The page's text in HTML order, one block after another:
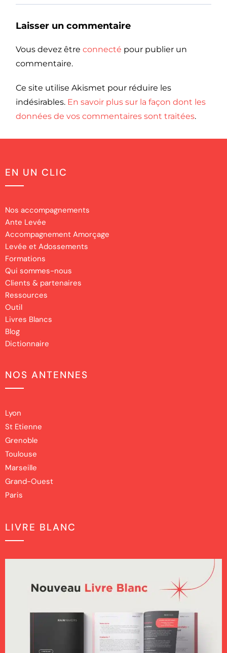
Laisser un commentaire
Vous devez êtreconnecté pour publier un
commentaire.
Ce site utilise Akismet pour réduire les
indésirables. En savoir plus sur la façon dont les
données de vos commentaires sont traitées.
EN UN CLIC
Nos accompagnements
Ante Levée
Accompagnement Amorçage
Levée et Adossements
Formations
Qui sommes-nous
Clients & partenaires
Ressources
Outil
Livres Blancs
Blog
Dictionnaire
NOS ANTENNES
Lyon
St Etienne
Grenoble
Toulouse
Marseille
Grand-Ouest
Paris
LIVRE BLANC